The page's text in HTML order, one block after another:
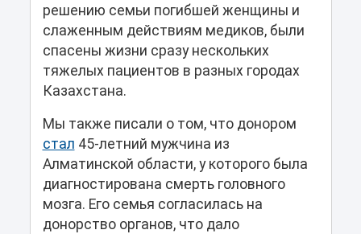
решению семьи погибшей женщины и
слаженным действиям медиков, были
спасены жизни сразу нескольких
тяжелых пациентов в разных городах
Казахстана.
Мы также писали о том, что донором
стал 45-летний мужчина из
Алматинской области, у которого была
диагностирована смерть головного
мозга. Его семья согласилась на
донорство органов, что дало